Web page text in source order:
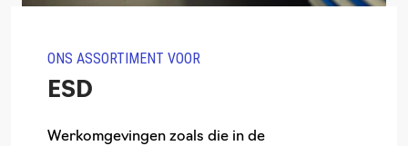
ONS ASSORTIMENT VOOR
ESD
Werkomgevingen zoals die in de